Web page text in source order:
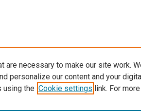
are necessary to make our site work.
personalize our content and your
using the Cookie settings link. For